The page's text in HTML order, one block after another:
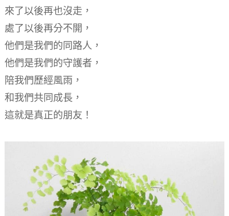
來了以後再也沒走，
處了以後再分不開，
他們是我們的同路人，
他們是我們的守護者，
陪我們歷經風雨，
和我們共同成長，
這就是真正的朋友！